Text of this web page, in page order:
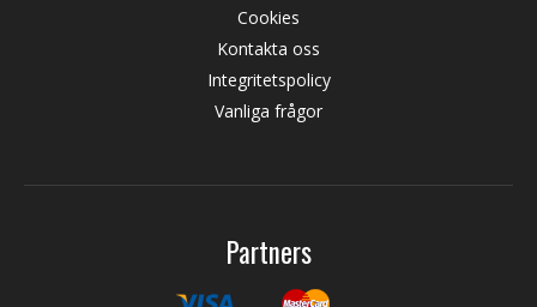
Cookies
Kontakta oss
Integritetspolicy
Vanliga frågor
Partners